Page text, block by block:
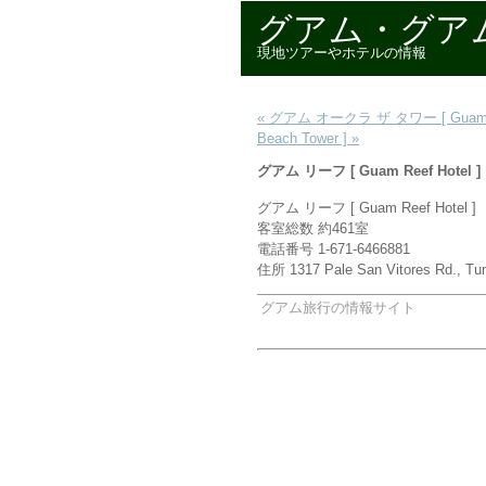
グアム・グア
現地ツアーやホテルの情報
« グアム オークラ ザ タワー [
Beach Tower ] »
グアム リーフ [ Guam Reef Hotel ]
グアム リーフ [ Guam Reef Hotel ]
客室総数 約461室
電話番号 1-671-6466881
住所 1317 Pale San Vitores Rd.,
グアム旅行の情報サイト